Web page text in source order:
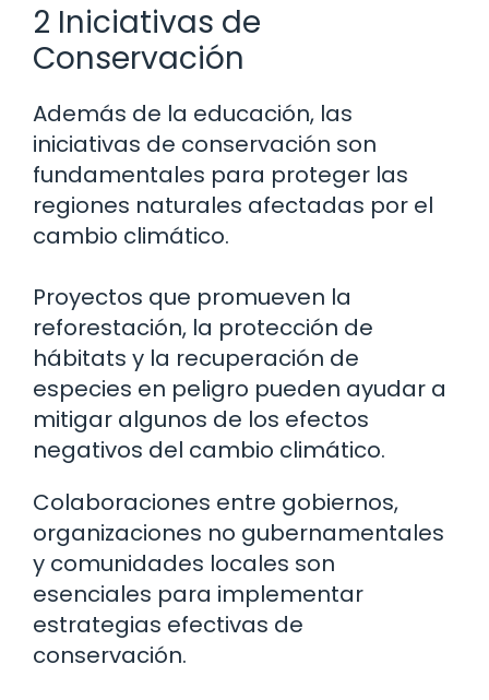
2 Iniciativas de
Conservación
Además de la educación, las
iniciativas de conservación son
fundamentales para proteger las
regiones naturales afectadas por el
cambio climático.
Proyectos que promueven la
reforestación, la protección de
hábitats y la recuperación de
especies en peligro pueden ayudar a
mitigar algunos de los efectos
negativos del cambio climático.
Colaboraciones entre gobiernos,
organizaciones no gubernamentales
y comunidades locales son
esenciales para implementar
estrategias efectivas de
conservación.